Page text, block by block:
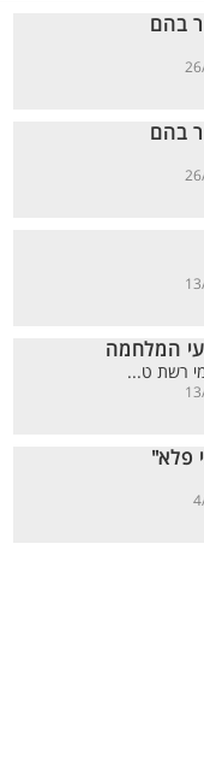
בהם
בהם
המלחמה
רשת ט...
פלא"